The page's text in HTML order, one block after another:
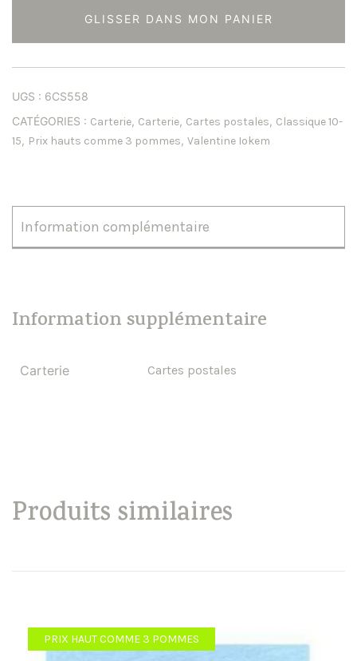
est
unique
GLISSER DANS MON PANIER
UGS : 6CS558
CATÉGORIES : Carterie, Carterie, Cartes postales, Classique 10-
15, Prix hauts comme 3 pommes, Valentine Iokem
Information complémentaire
Information supplémentaire
Carterie Cartes postales
Produits similaires
PRIX HAUT COMME 3 POMMES